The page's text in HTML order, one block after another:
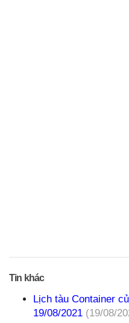
Tin khác
Lịch tàu Container
19/08/2021 (19/08/